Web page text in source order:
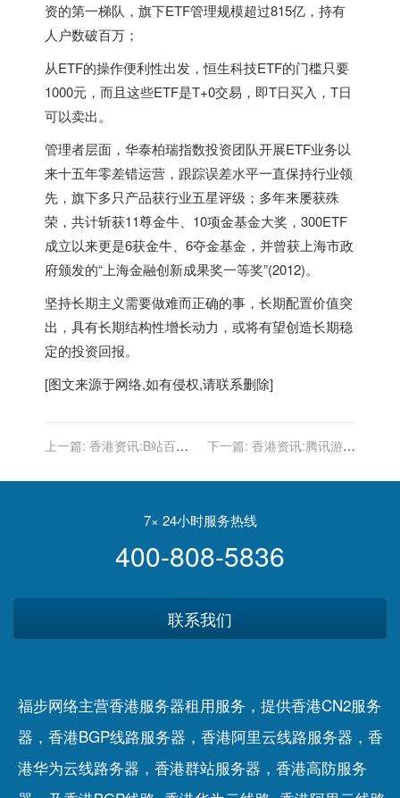
资的第一梯队，旗下ETF管理规模超过815亿，持有
人户数破百万；
从ETF的操作便利性出发，恒生科技ETF的门槛只要
1000元，而且这些ETF是T+0交易，即T日买入，T日
可以卖出。
管理者层面，华泰柏瑞指数投资团队开展ETF业务以
来十五年零差错运营，跟踪误差水平一直保持行业领
先，旗下多只产品获行业五星评级；多年来屡获殊
荣，共计斩获11尊金牛、10项金基金大奖，300ETF
成立以来更是6获金牛、6夺金基金，并曾获上海市政
府颁发的“上海金融创新成果奖一等奖”(2012)。
坚持长期主义需要做难而正确的事，长期配置价值突
出，具有长期结构性增长动力，或将有望创造长期稳
定的投资回报。
[图文来源于网络,如有侵权,请联系删除]
上一篇: 香港资讯:B站百万
动青少年科普计划
下一篇: 香港资讯:腾讯游戏
Infinite 将发行“王者荣耀海
7× 24小时服务热线
400-808-5836
联系我们
福步网络主营香港服务器租用服务，提供香港CN2服务
器，香港BGP线路服务器，香港阿里云线路服务器，香
港华为云线路务器，香港群站服务器，香港高防服务